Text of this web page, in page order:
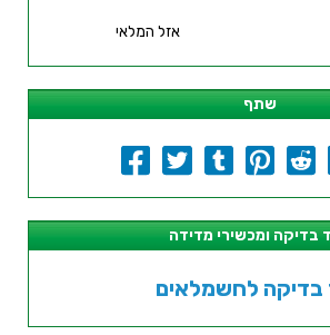
אזל המלאי
שתף
בדיקה ומכשירי מדידה
בדיקה לחשמלאים